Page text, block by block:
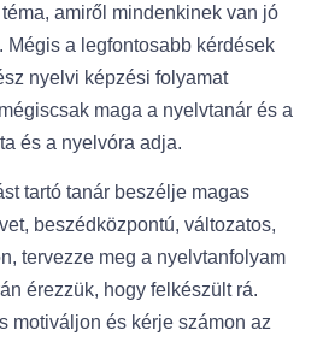
amiről mindenkinek van jó
Mégis a legfontosabb kérdések
nyelvi képzési folyamat
maga a nyelvtanár és a
és a nyelvóra adja.
tartó tanár beszélje magas
beszédközpontú, változatos,
tervezze meg a nyelvtanfolyam
érezzük, hogy felkészült rá.
motiváljon és kérje számon az